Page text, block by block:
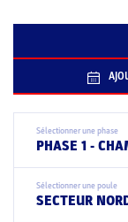
Sélectionner une phase
PHASE 1 -
Sélectionner une poule
SECTEUR